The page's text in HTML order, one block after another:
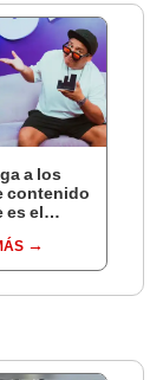
a los
contenido
es el
por 1.000